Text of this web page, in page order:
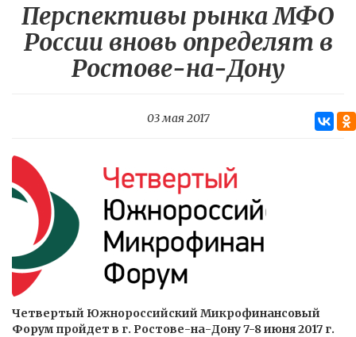
Перспективы рынка МФО
России вновь определят в
Ростове-на-Дону
03 мая 2017
Четвертый Южнороссийский Микрофинансовый
Форум пройдет в г. Ростове-на-Дону 7-8 июня 2017 г.